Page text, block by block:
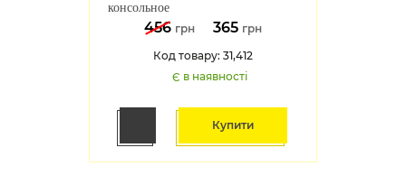
456 грн 365 грн
Код товару: 31,412
Є в наявності
Купити